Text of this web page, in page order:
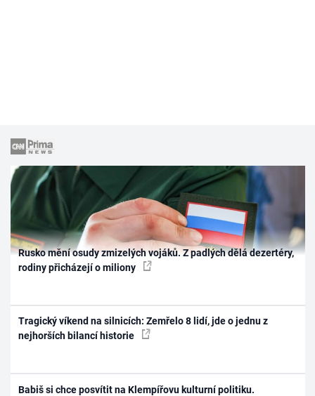
Rusko mění osudy zmizelých vojáků. Z padlých dělá dezertéry,
rodiny přicházejí o miliony
Tragický víkend na silnicích: Zemřelo 8 lidí, jde o jednu z
nejhorších bilancí historie
Babiš si chce posvítit na Klempířovu kulturní politiku.